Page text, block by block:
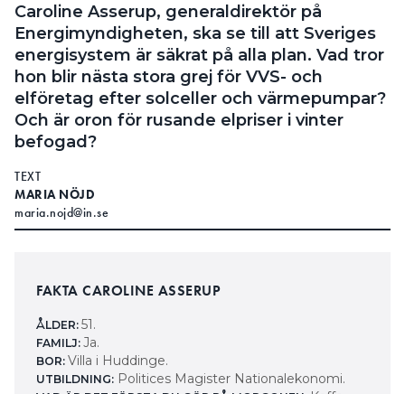
Caroline Asserup, generaldirektör på
Energimyndigheten, ska se till att Sveriges
energisystem är säkrat på alla plan. Vad tror
hon blir nästa stora grej för VVS- och
elföretag efter solceller och värmepumpar?
Och är oron för rusande elpriser i vinter
befogad?
TEXT
MARIA NÖJD
maria.nojd@in.se
FAKTA CAROLINE ASSERUP
ÅLDER: 51.
FAMILJ: Ja.
BOR: Villa i Huddinge.
UTBILDNING: Politices Magister Nationalekonomi.